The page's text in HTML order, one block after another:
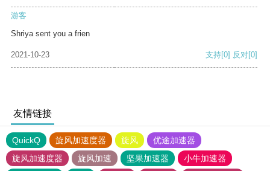
游客
Shriya sent you a frien
2021-10-23 支持[0] 反对[0]
友情链接
QuickQ 旋风加速度器 旋风
优途加速器
旋风加速度器
旋风加速 坚果加速器
小牛加速器